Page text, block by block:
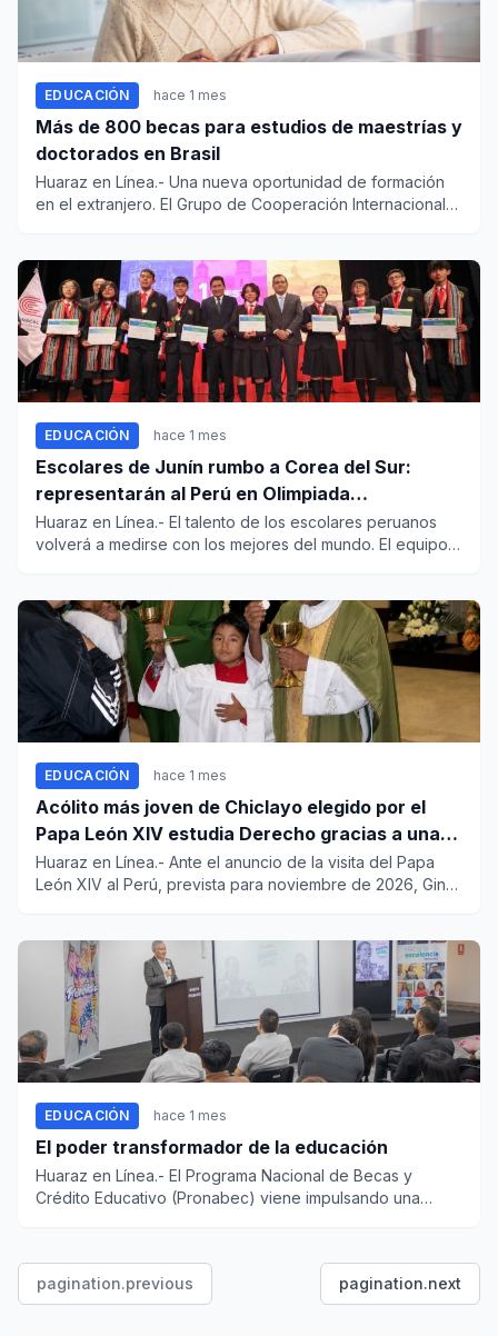
EDUCACIÓN hace 1 mes
Más de 800 becas para estudios de maestrías y
doctorados en Brasil
Huaraz en Línea.- Una nueva oportunidad de formación
en el extranjero. El Grupo de Cooperación Internacional
EDUCACIÓN hace 1 mes
Escolares de Junín rumbo a Corea del Sur:
representarán al Perú en Olimpiada
Internacional de Normalización 2026
Huaraz en Línea.- El talento de los escolares peruanos
volverá a medirse con los mejores del mundo. El equipo
EDUCACIÓN hace 1 mes
Acólito más joven de Chiclayo elegido por el
Papa León XIV estudia Derecho gracias a una
beca
Huaraz en Línea.- Ante el anuncio de la visita del Papa
León XIV al Perú, prevista para noviembre de 2026, Gino
EDUCACIÓN hace 1 mes
El poder transformador de la educación
Huaraz en Línea.- El Programa Nacional de Becas y
Crédito Educativo (Pronabec) viene impulsando una
pagination.previous pagination.next